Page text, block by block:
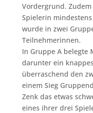
Vordergrund.
Spielerin
wurde in zwei
Teilnehmerinnen.
In Gruppe A belegte
darunter ein
überraschend den
einem Sieg
Zenk das etwas
eines ihrer drei